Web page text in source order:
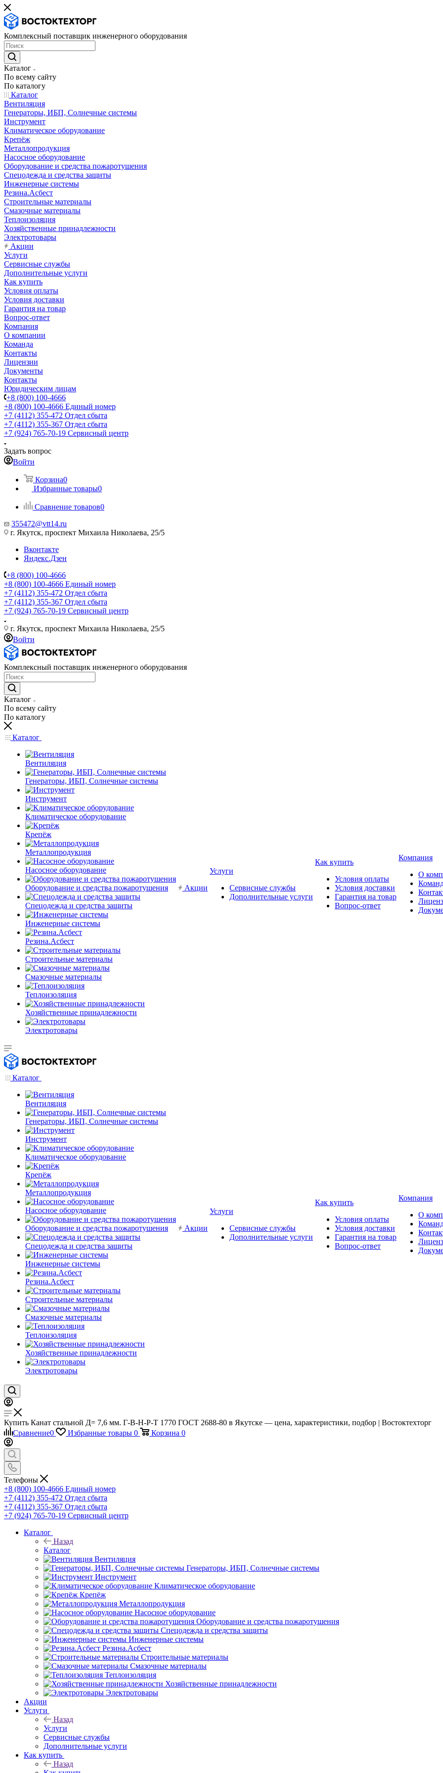
Комплексный поставщик инженерного оборудования
Каталог
По всему сайту
По каталогу
Каталог
Вентиляция
Генераторы, ИБП, Солнечные системы
Инструмент
Климатическое оборудование
Крепёж
Металлопродукция
Насосное оборудование
Оборудование и средства пожаротушения
Спецодежда и средства защиты
Инженерные системы
Резина.Асбест
Строительные материалы
Смазочные материалы
Теплоизоляция
Хозяйственные принадлежности
Электротовары
Акции
Услуги
Сервисные службы
Дополнительные услуги
Как купить
Условия оплаты
Условия доставки
Гарантия на товар
Вопрос-ответ
Компания
О компании
Команда
Контакты
Лицензии
Документы
Контакты
Юридическим лицам
+8 (800) 100-4666
+8 (800) 100-4666 Единый номер
+7 (4112) 355-472 Отдел сбыта
+7 (4112) 355-367 Отдел сбыта
+7 (924) 765-70-19 Сервисный центр
Задать вопрос
Войти
Корзина0
Избранные товары0
Сравнение товаров0
355472@vtt14.ru
г. Якутск, проспект Михаила Николаева, 25/5
Вконтакте
Яндекс.Дзен
+8 (800) 100-4666
+8 (800) 100-4666 Единый номер
+7 (4112) 355-472 Отдел сбыта
+7 (4112) 355-367 Отдел сбыта
+7 (924) 765-70-19 Сервисный центр
г. Якутск, проспект Михаила Николаева, 25/5
Войти
Комплексный поставщик инженерного оборудования
Каталог
По всему сайту
По каталогу
Каталог
Вентиляция
Генераторы, ИБП, Солнечные системы
Инструмент
Климатическое оборудование
Крепёж
Металлопродукция
Насосное оборудование
Оборудование и средства пожаротушения
Спецодежда и средства защиты
Инженерные системы
Резина.Асбест
Строительные материалы
Смазочные материалы
Теплоизоляция
Хозяйственные принадлежности
Электротовары
Акции
Услуги
Сервисные службы
Дополнительные услуги
Как купить
Условия оплаты
Условия доставки
Гарантия на товар
Вопрос-ответ
Компания
О
Каталог
Вентиляция
Генераторы, ИБП, Солнечные системы
Инструмент
Климатическое оборудование
Крепёж
Металлопродукция
Насосное оборудование
Оборудование и средства пожаротушения
Спецодежда и средства защиты
Инженерные системы
Резина.Асбест
Строительные материалы
Смазочные материалы
Теплоизоляция
Хозяйственные принадлежности
Электротовары
Акции
Услуги
Сервисные службы
Дополнительные услуги
Как купить
Условия оплаты
Условия доставки
Гарантия на товар
Вопрос-ответ
Компания
О
Купить Канат стальной Д= 7,6 мм. Г-В-Н-Р-Т 1770 ГОСТ 2688-80 в Якутске — цена, характеристики, подбор | Востоктехторг
Сравнение0 Избранные товары 0 Корзина 0
Телефоны
+8 (800) 100-4666 Единый номер
+7 (4112) 355-472 Отдел сбыта
+7 (4112) 355-367 Отдел сбыта
+7 (924) 765-70-19 Сервисный центр
Каталог
Назад
Каталог
Вентиляция
Генераторы, ИБП, Солнечные системы
Инструмент
Климатическое оборудование
Крепёж
Металлопродукция
Насосное оборудование
Оборудование и средства пожаротушения
Спецодежда и средства защиты
Инженерные системы
Резина.Асбест
Строительные материалы
Смазочные материалы
Теплоизоляция
Хозяйственные принадлежности
Электротовары
Акции
Услуги
Назад
Услуги
Сервисные службы
Дополнительные услуги
Как купить
Назад